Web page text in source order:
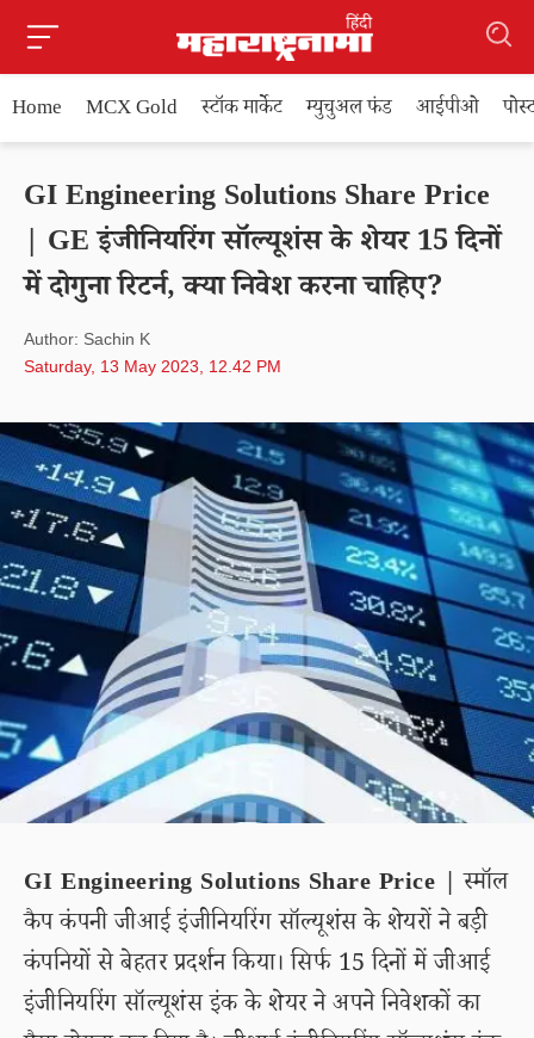
Home MCX Gold स्टॉक मार्केट म्युचुअल फंड आईपीओ
GI Engineering Solutions Share Price
| GE इंजीनियरिंग सॉल्यूशंस के शेयर 15 दिनों
में दोगुना रिटर्न, क्या निवेश करना चाहिए?
Author: Sachin K
Saturday, 13 May 2023, 12.42 PM
GI Engineering Solutions Share Price | स्मॉल
कैप कंपनी जीआई इंजीनियरिंग सॉल्यूशंस के शेयरों ने बड़ी
कंपनियों से बेहतर प्रदर्शन किया। सिर्फ 15 दिनों में जीआई
इंजीनियरिंग सॉल्यूशंस इंक के शेयर ने अपने निवेशकों का